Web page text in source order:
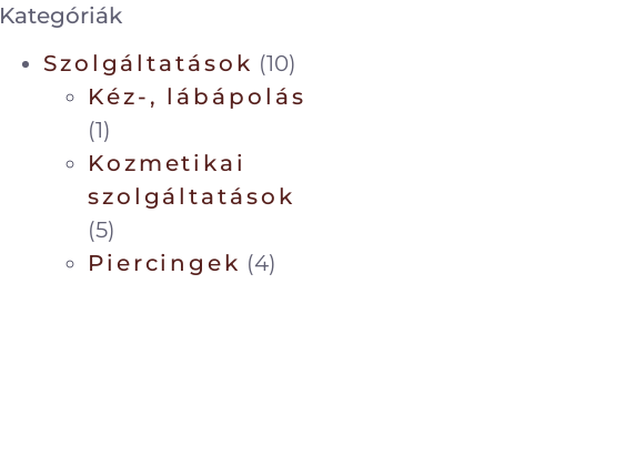
Kategóriák
Szolgáltatások (10)
Kéz-, lábápolás
(1)
Kozmetikai
szolgáltatások
(5)
Piercingek (4)